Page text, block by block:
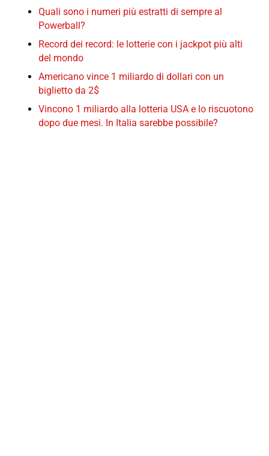
Quali sono i numeri più estratti di sempre al
Powerball?
Record dei record: le lotterie con i jackpot più alti
del mondo
Americano vince 1 miliardo di dollari con un
biglietto da 2$
Vincono 1 miliardo alla lotteria USA e lo riscuotono
dopo due mesi. In Italia sarebbe possibile?